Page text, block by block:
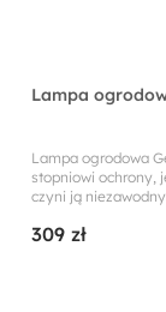
Lampa
Lampa ogrodowa
stopniowi ochrony,
czyni ją
309 zł